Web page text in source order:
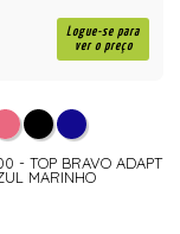
Logue-se para
ver o preço
- TOP BRAVO ADAPT
MARINHO